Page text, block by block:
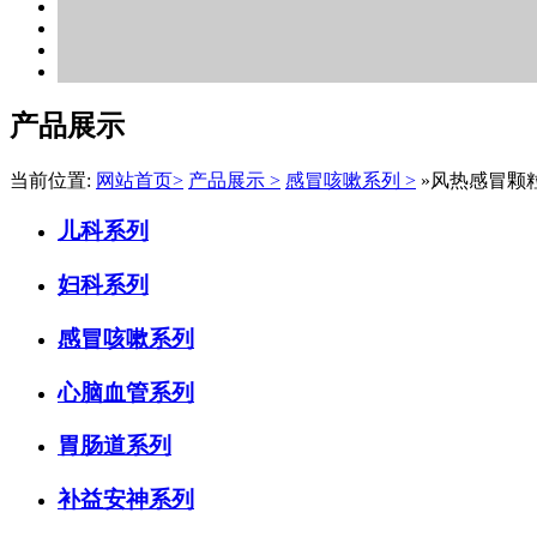
产品展示
当前位置: 网站首页> 产品展示 > 感冒咳嗽系列 > »风热感冒颗
儿科系列
妇科系列
感冒咳嗽系列
心脑血管系列
胃肠道系列
补益安神系列